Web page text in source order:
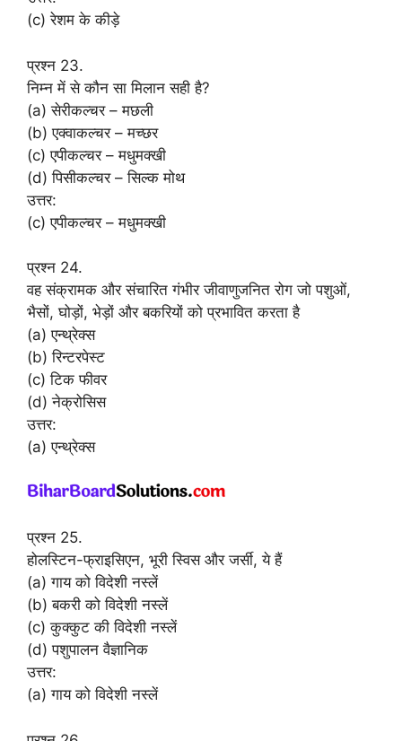
(c) रेशम के कीड़े
प्रश्न 23.
निम्न में से कौन सा मिलान सही है?
(a) सेरीकल्चर – मछली
(b) एक्वाकल्चर – मच्छर
(c) एपीकल्चर – मधुमक्खी
(d) पिसीकल्चर – सिल्क मोथ
उत्तर:
(c) एपीकल्चर – मधुमक्खी
प्रश्न 24.
वह संक्रामक और संचारित गंभीर जीवाणुजनित रोग जो पशुओं,
भैसों, घोड़ों, भेड़ों और बकरियों को प्रभावित करता है
(a) एन्थ्रेक्स
(b) रिन्टरपेस्ट
(c) टिक फीवर
(d) नेक्रोसिस
उत्तर:
(a) एन्थ्रेक्स
प्रश्न 25.
होलस्टिन-फ्राइसिएन, भूरी स्विस और जर्सी, ये हैं
(a) गाय को विदेशी नस्लें
(b) बकरी को विदेशी नस्लें
(c) कुक्कुट की विदेशी नस्लें
(d) पशुपालन वैज्ञानिक
उत्तर:
(a) गाय को विदेशी नस्लें